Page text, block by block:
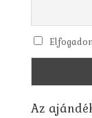
Az